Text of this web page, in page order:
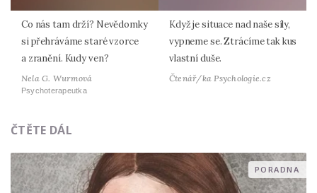
Co nás tam drží? Nevědomky
si přehráváme staré vzorce
a zranění. Kudy ven?
Nela G. Wurmová
Psychoterapeutka
Když je situace nad naše síly,
vypneme se. Ztrácíme tak kus
vlastní duše.
Čtenář/ka Psychologie.cz
ČTĚTE DÁL
PORADNA